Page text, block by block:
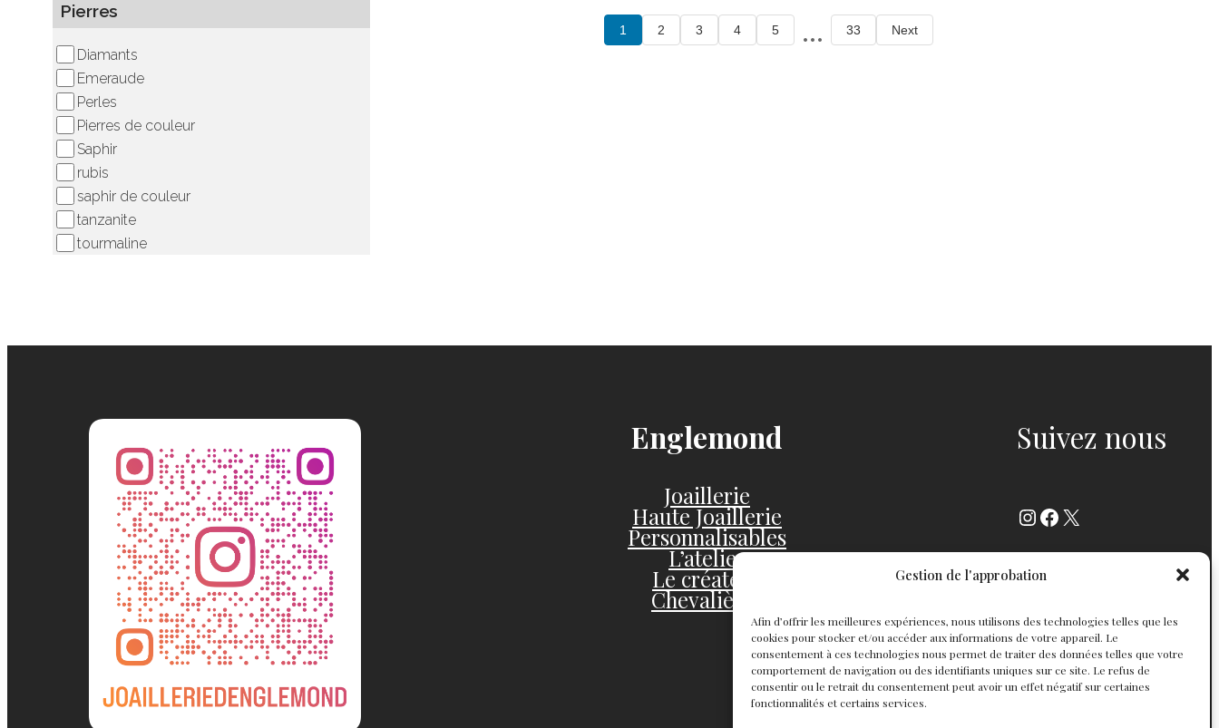
Gestion de l'approbation
Afin d’offrir les meilleures expériences, nous utilisons des technologies telles que les
cookies pour stocker et/ou accéder aux informations de votre appareil. Le
consentement à ces technologies nous permet de traiter des données telles que votre
comportement de navigation ou des identifiants uniques sur ce site. Le refus de
consentir ou le retrait du consentement peut avoir un effet négatif sur certaines
fonctionnalités et certains services.
Pierres
Diamants
Emeraude
Perles
Pierres de couleur
Saphir
rubis
saphir de couleur
tanzanite
tourmaline
1 2 3 4 5 ... 33 Next
Englemond
Joaillerie
Haute Joaillerie
Personnalisables
L’atelier
Le créateur
Chevalières
Suivez nous
Instagram
Facebook
X